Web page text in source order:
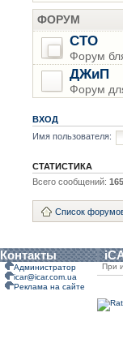
ФОРУМ
СТО
Форум
ДЖиП
Форум
ВХОД
Имя пользователя:
СТАТИСТИКА
Всего сообщений:
Список
Контакты
Администратор
icar@icar.com.ua
Реклама на сайте
При